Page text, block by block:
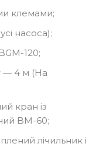
клемами;
насоса);
120;
― 4 м (На
кран із
BM-60;
лічильник і